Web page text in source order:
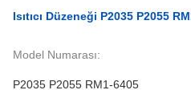
Isıtıcı Düzeneği P2035 P2055
Model Numarası:
P2035 P2055 RM1-6405